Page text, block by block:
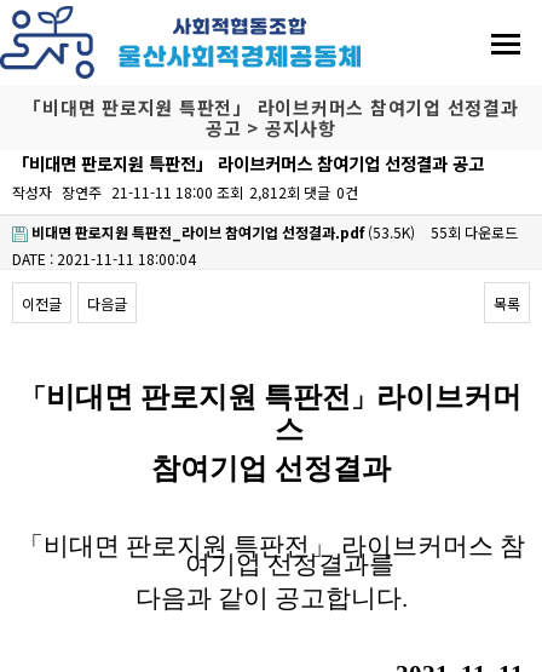
「비대면 판로지원 특판전」 라이브커머스 참여기업 선정결과
공고 > 공지사항
「비대면 판로지원 특판전」 라이브커머스 참여기업 선정결과 공고
작성자 장연주 21-11-11 18:00 조회 2,812회 댓글 0건
비대면 판로지원 특판전_라이브 참여기업 선정결과.pdf(53.5K)
55회 다운로드
DATE : 2021-11-11 18:00:04
이전글 다음글 목록
「 비대면 판로지원 특판전 」 라이브커머
스
참여기업 선정결과
「 비대면 판로지원 특판전 」 라이브커머스 참
여기업 선정결과를
다음과 같이 공고합니다.